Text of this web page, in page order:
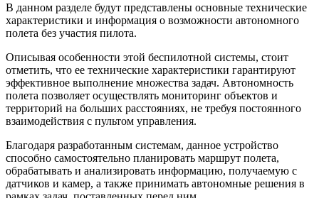
В данном разделе будут представлены основные технические
характеристики и информация о возможности автономного
полета без участия пилота.
Описывая особенности этой беспилотной системы, стоит
отметить, что ее технические характеристики гарантируют
эффективное выполнение множества задач. Автономность
полета позволяет осуществлять мониторинг объектов и
территорий на больших расстояниях, не требуя постоянного
взаимодействия с пультом управления.
Благодаря разработанным системам, данное устройство
способно самостоятельно планировать маршрут полета,
обрабатывать и анализировать информацию, получаемую с
датчиков и камер, а также принимать автономные решения в